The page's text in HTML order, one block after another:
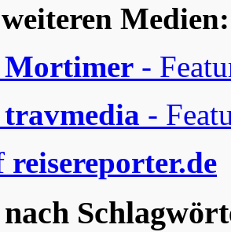
Medien:
Mortimer -
travmedia -
reisereporter.de
nach